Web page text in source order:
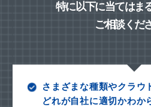
特に以下に当てはま
ご相談くだ
さまざまな種類やクラウ
どれが自社に適切かわか